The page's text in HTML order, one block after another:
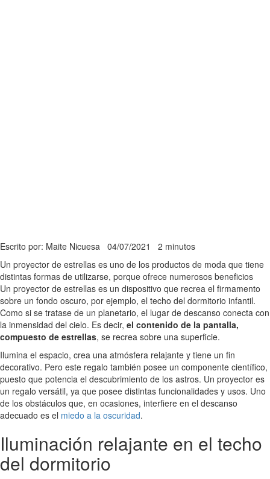
Escrito por: Maite Nicuesa 04/07/2021 2 minutos
Un proyector de estrellas es uno de los productos de moda que tiene
distintas formas de utilizarse, porque ofrece numerosos beneficios
Un proyector de estrellas es un dispositivo que recrea el firmamento
sobre un fondo oscuro, por ejemplo, el techo del dormitorio infantil.
Como si se tratase de un planetario, el lugar de descanso conecta con
la inmensidad del cielo. Es decir, el contenido de la pantalla,
compuesto de estrellas, se recrea sobre una superficie.
Ilumina el espacio, crea una atmósfera relajante y tiene un fin
decorativo. Pero este regalo también posee un componente científico,
puesto que potencia el descubrimiento de los astros. Un proyector es
un regalo versátil, ya que posee distintas funcionalidades y usos. Uno
de los obstáculos que, en ocasiones, interfiere en el descanso
adecuado es el miedo a la oscuridad.
Iluminación relajante en el techo
del dormitorio